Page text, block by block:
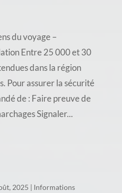
du voyage –
Entre 25 000 et 30
dans la région
Pour assurer la sécurité
de : Faire preuve de
Signaler...
2025 | Informations